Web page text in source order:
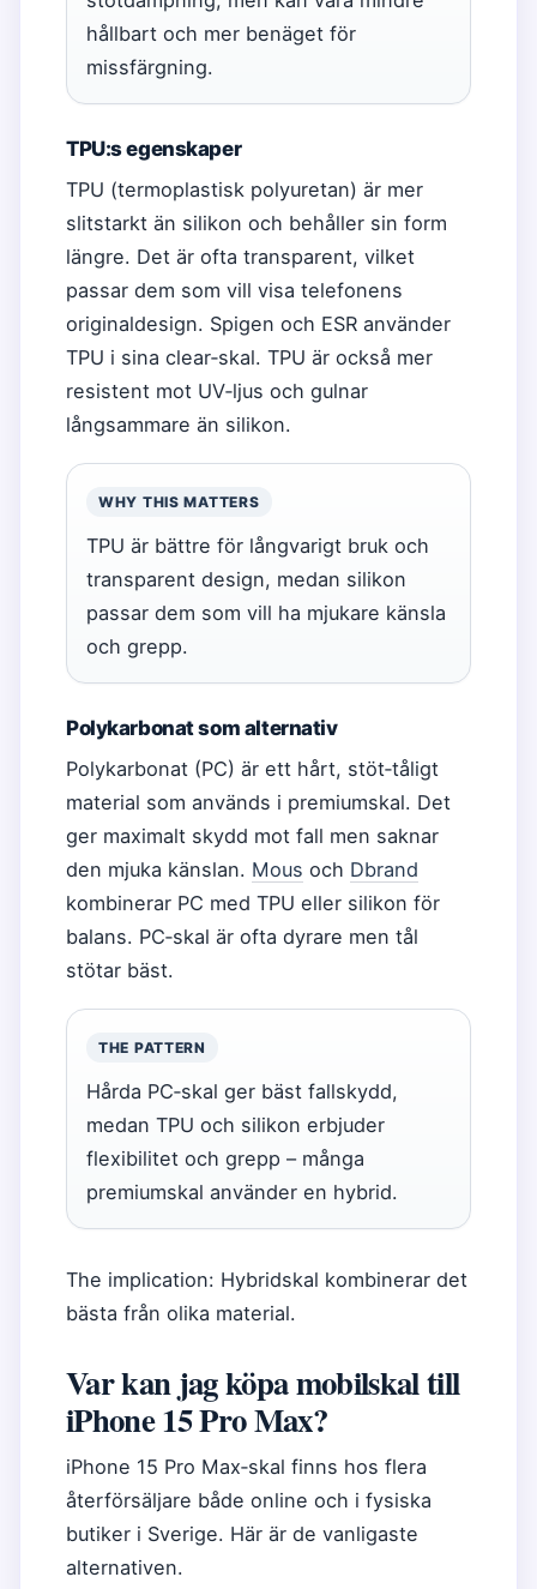
hållbart och mer benäget för
missfärgning.
TPU:s egenskaper
TPU (termoplastisk polyuretan) är mer
slitstarkt än silikon och behåller sin form
längre. Det är ofta transparent, vilket
passar dem som vill visa telefonens
originaldesign. Spigen och ESR använder
TPU i sina clear‑skal. TPU är också mer
resistent mot UV‑ljus och gulnar
långsammare än silikon.
WHY THIS MATTERS
TPU är bättre för långvarigt bruk och
transparent design, medan silikon
passar dem som vill ha mjukare känsla
och grepp.
Polykarbonat som alternativ
Polykarbonat (PC) är ett hårt, stöt‑tåligt
material som används i premiumskal. Det
ger maximalt skydd mot fall men saknar
den mjuka känslan. Mous och Dbrand
kombinerar PC med TPU eller silikon för
balans. PC‑skal är ofta dyrare men tål
stötar bäst.
THE PATTERN
Hårda PC‑skal ger bäst fallskydd,
medan TPU och silikon erbjuder
flexibilitet och grepp – många
premiumskal använder en hybrid.
The implication: Hybridskal kombinerar det
bästa från olika material.
Var kan jag köpa mobilskal till
iPhone 15 Pro Max?
iPhone 15 Pro Max‑skal finns hos flera
återförsäljare både online och i fysiska
butiker i Sverige. Här är de vanligaste
alternativen.